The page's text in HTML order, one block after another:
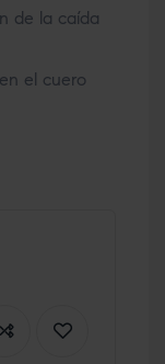
de la caída
el cuero